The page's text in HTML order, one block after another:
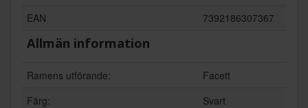
EAN
7392186307367
Allmän information
Ramens utförande:
Facett
Färg:
Svart